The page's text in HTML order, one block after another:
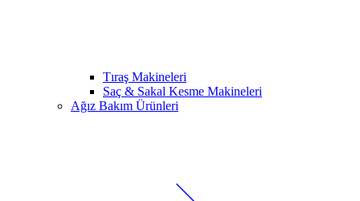
Tıraş Makineleri
Saç & Sakal Kesme Makineleri
Ağız Bakım Ürünleri